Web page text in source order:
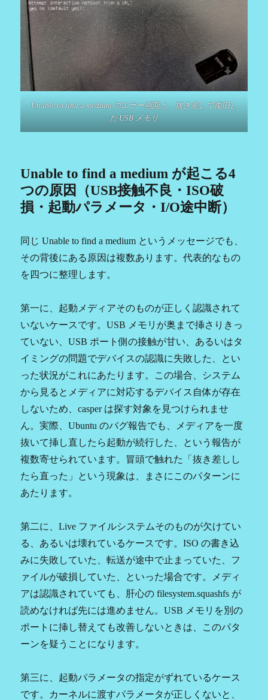
Unable to find a medium のエラー画面と、抜き差しで復旧し
た USB メモリ
Unable to find a medium が起こる4
つの原因（USB接触不良・ISO破
損・起動パラメータ・I/O途中断）
同じ Unable to find a medium というメッセージでも、
その背後にある原因は複数あります。代表的なもの
を四つに整理します。
第一に、起動メディアそのものが正しく認識されて
いないケースです。USB メモリが奥まで挿さりきっ
ていない、USB ポート側の接触が甘い、あるいはタ
イミングの問題でデバイスの認識に失敗した、とい
った状況がこれにあたります。この場合、システム
から見るとメディアに対応するデバイス自体が存在
しないため、casper は探す対象を見つけられませ
ん。実際、Ubuntu のバグ報告でも、メディアを一度
抜いて挿し直したら起動が続行した、という報告が
複数寄せられています。冒頭で触れた「抜き差しし
たら直った」という現象は、まさにこのパターンに
あたります。
第二に、Live ファイルシステムそのものが欠けてい
る、あるいは壊れているケースです。ISO の書き込
みに失敗していた、転送が途中で止まっていた、フ
ァイルが破損していた、といった場合です。メディ
アは認識されていても、肝心の filesystem.squashfs が
読めなければ先には進めません。USB メモリを別の
ポートに挿し替えても改善しないときは、このパタ
ーンを疑うことになります。
第三に、起動パラメータの指定がずれているケース
です。カーネルに渡すパラメータが正しくないと、